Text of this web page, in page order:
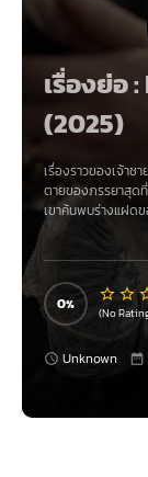
เรื่องย่อ
(2025)
เรื่องราวของเจ้าช
ตายของภรรยาสุด
เขาค้นพบร่างแฝดข
0 (No
Unknown